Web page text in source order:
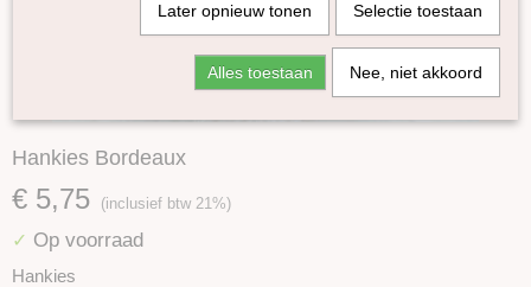
Hankies Bordeaux
€ 5,75 (inclusief btw 21%)
✓ Op voorraad
Hankies
Later opnieuw tonen Selectie toestaan
Alles toestaan Nee, niet akkoord